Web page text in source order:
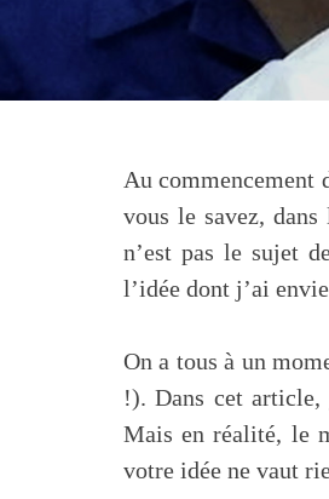
Au commencement
vous le savez,
n’est pas le sujet
l’idée dont j’ai
On a tous à un
!). Dans cet article,
Mais en réalité, le
votre idée ne vaut